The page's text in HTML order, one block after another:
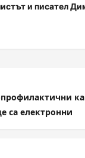
и писател
са електронни